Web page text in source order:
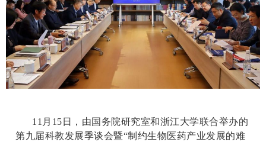
11月15日，由国务院研究室和浙江大学联合举办的
第九届科教发展季谈会暨“制约生物医药产业发展的难